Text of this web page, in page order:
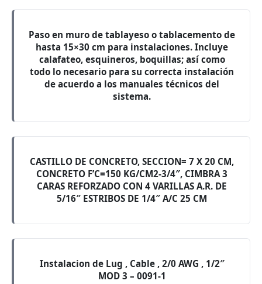
Paso en muro de tablayeso o tablacemento de
hasta 15×30 cm para instalaciones. Incluye
calafateo, esquineros, boquillas; así como
todo lo necesario para su correcta instalación
de acuerdo a los manuales técnicos del
sistema.
CASTILLO DE CONCRETO, SECCION= 7 X 20 CM,
CONCRETO F’C=150 KG/CM2-3/4″, CIMBRA 3
CARAS REFORZADO CON 4 VARILLAS A.R. DE
5/16″ ESTRIBOS DE 1/4″ A/C 25 CM
Instalacion de Lug , Cable , 2/0 AWG , 1/2″
MOD 3 – 0091-1